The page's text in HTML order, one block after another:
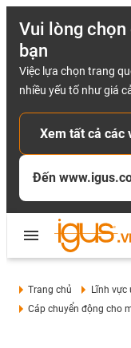
Vui lòng
bạn
Việc lựa chọn trang
nhiều yếu tố như giá
Xem tất cả các
Đến
Trang chủ
Lĩnh vực
Cáp chuyển động cho